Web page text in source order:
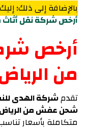
بالإضافة إلى ذلك؛
أرخص شركة نقل
أرخص
من
تقدمشركة الهدى
شحن عفش من
متكاملة بأسعار